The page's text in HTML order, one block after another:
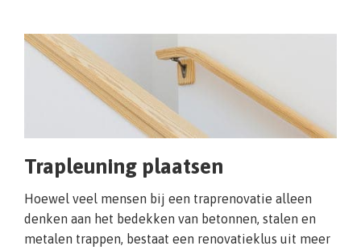
Trapleuning plaatsen
Hoewel veel mensen bij een traprenovatie alleen
denken aan het bedekken van betonnen, stalen en
metalen trappen, bestaat een renovatieklus uit meer